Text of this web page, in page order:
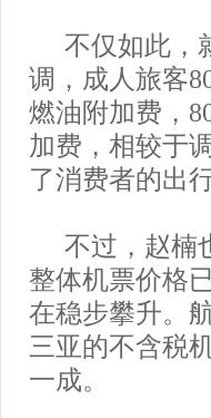
不仅如此，
调，成人旅客
燃油附加费，
加费，相较于
了消费者的出
不过，赵楠
整体机票价格
在稳步攀升。
三亚的不含税
一成。